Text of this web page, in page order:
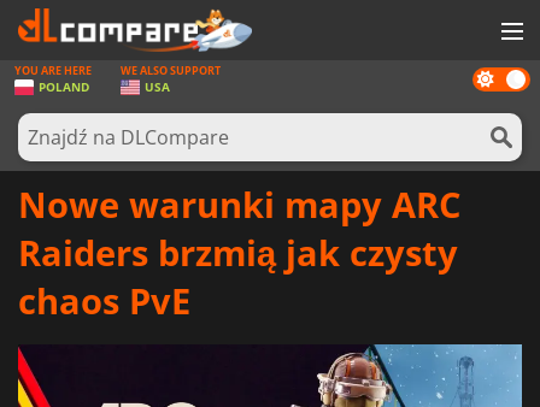
GRY
KARTY DO GIER
OPROGRAMOWANIE
ZALOGUJ SIĘ LUB ZAREJESTRUJ
Dark
mode
YOU ARE HERE
POLAND
WE ALSO SUPPORT
USA
Nowe warunki mapy ARC
Raiders brzmią jak czysty
chaos PvE